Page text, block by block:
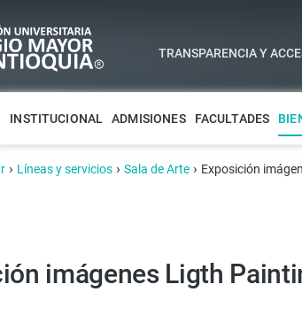
TRANSPARENCIA Y
INSTITUCIONAL ADMISIONES FACULTADES
› Líneas y servicios › Sala de Arte › Exposición
imágenes Ligth